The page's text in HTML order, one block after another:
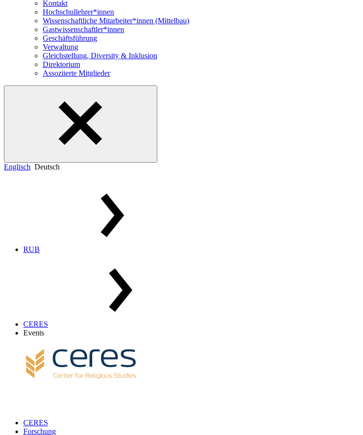
Kontakt
Hochschullehrer*innen
Wissenschaftliche Mitarbeiter*innen (Mittelbau)
Gastwissenschaftler*innen
Geschäftsführung
Verwaltung
Gleichstellung, Diversity & Inklusion
Direktorium
Assoziierte Mitglieder
Englisch Deutsch
RUB
CERES
Events
CERES
Forschung